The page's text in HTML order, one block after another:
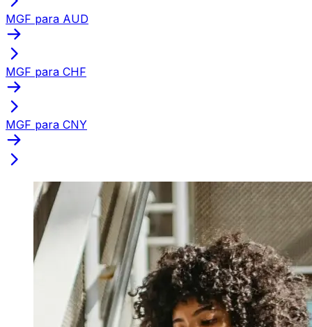
MGF para AUD
MGF para CHF
MGF para CNY